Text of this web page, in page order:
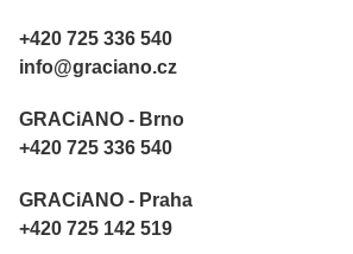
+420 725 336 540
info@graciano.cz
GRACiANO - Brno
+420 725 336 540
GRACiANO - Praha
+420 725 142 519